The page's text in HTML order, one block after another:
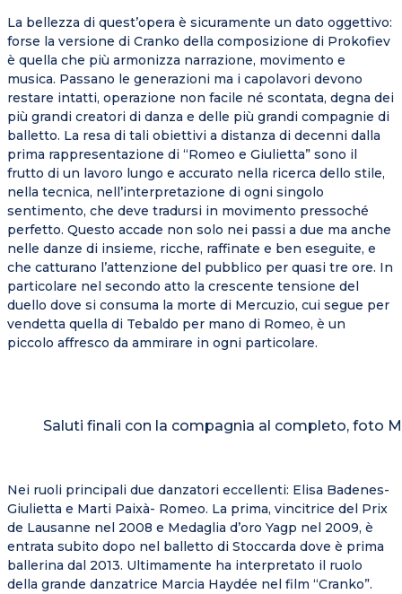
La bellezza di quest’opera è sicuramente un dato oggettivo:
forse la versione di Cranko della composizione di Prokofiev
è quella che più armonizza narrazione, movimento e
musica. Passano le generazioni ma i capolavori devono
restare intatti, operazione non facile né scontata, degna dei
più grandi creatori di danza e delle più grandi compagnie di
balletto. La resa di tali obiettivi a distanza di decenni dalla
prima rappresentazione di “Romeo e Giulietta” sono il
frutto di un lavoro lungo e accurato nella ricerca dello stile,
nella tecnica, nell’interpretazione di ogni singolo
sentimento, che deve tradursi in movimento pressoché
perfetto. Questo accade non solo nei passi a due ma anche
nelle danze di insieme, ricche, raffinate e ben eseguite, e
che catturano l’attenzione del pubblico per quasi tre ore. In
particolare nel secondo atto la crescente tensione del
duello dove si consuma la morte di Mercuzio, cui segue per
vendetta quella di Tebaldo per mano di Romeo, è un
piccolo affresco da ammirare in ogni particolare.
Saluti finali con la compagnia al completo, foto
Nei ruoli principali due danzatori eccellenti: Elisa Badenes-
Giulietta e Marti Paixà- Romeo. La prima, vincitrice del Prix
de Lausanne nel 2008 e Medaglia d’oro Yagp nel 2009, è
entrata subito dopo nel balletto di Stoccarda dove è prima
ballerina dal 2013. Ultimamente ha interpretato il ruolo
della grande danzatrice Marcia Haydée nel film “Cranko”.